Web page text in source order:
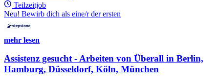
Teilzeitjob
Neu! Bewirb dich als eine/r der ersten
mehr lesen
Assistenz gesucht - Arbeiten von Überall in Berlin,
Hamburg, Düsseldorf, Köln, München